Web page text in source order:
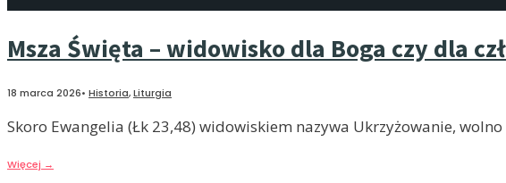
Msza Święta – widowisko dla Boga czy dla
18 marca 2026• Historia,Liturgia
Skoro Ewangelia (Łk 23,48) widowiskiem nazywa Ukrzyżowanie,
Więcej →